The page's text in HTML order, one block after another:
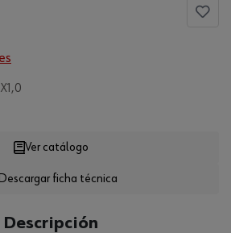
Loading...
Descargar ficha técnica
Ver catálogo
Descripción